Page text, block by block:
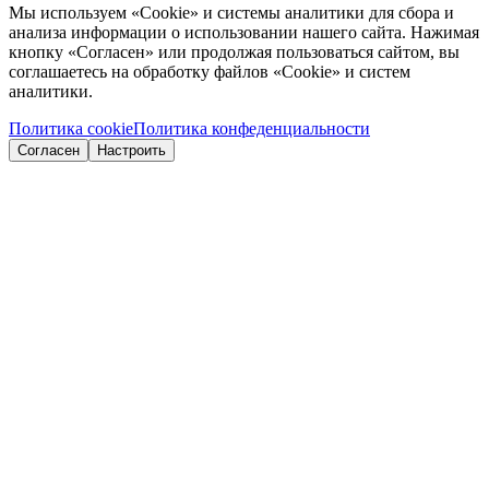
Мы используем «Cookie» и системы аналитики для сбора и
анализа информации о использовании нашего сайта. Нажимая
кнопку «Согласен» или продолжая пользоваться сайтом, вы
соглашаетесь на обработку файлов «Cookie» и систем
аналитики.
Политика cookieПолитика конфеденциальности
Согласен Настроить